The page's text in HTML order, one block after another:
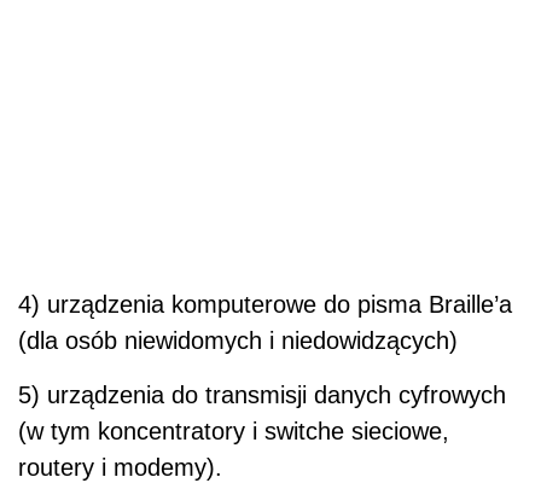
4) urządzenia komputerowe do pisma Braille’a
(dla osób niewidomych i niedowidzących)
5) urządzenia do transmisji danych cyfrowych
(w tym koncentratory i switche sieciowe,
routery i modemy).